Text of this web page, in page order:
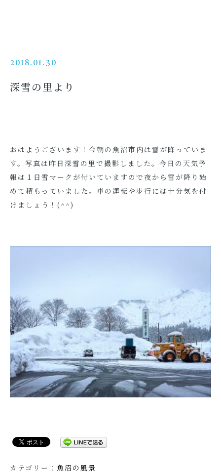
2018.01.30
深雪の里より
おはようございます！今朝の魚沼市内は雪が降っていま
す。写真は昨日深雪の里で撮影しました。今日の天気予
報は１日雪マークが付いていますので夜から雪が降り始
めて積もっていました。車の運転や歩行には十分気を付
けましょう！(^^)
カテゴリー： 魚沼の風景